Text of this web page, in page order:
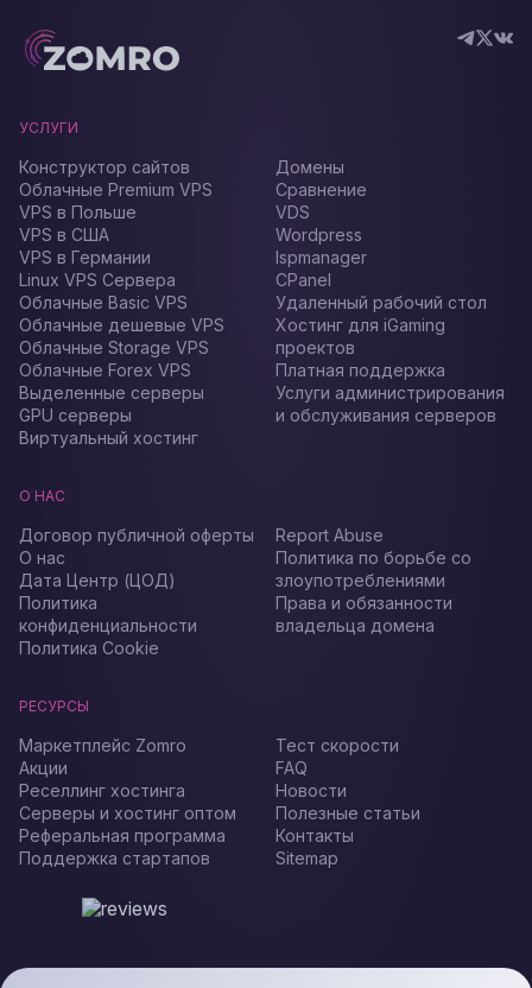
УСЛУГИ
Конструктор сайтов
Облачные Premium VPS
VPS в Польше
VPS в США
VPS в Германии
Linux VPS Сервера
Облачные Basic VPS
Облачные дешевые VPS
Облачные Storage VPS
Облачные Forex VPS
Выделенные серверы
GPU серверы
Виртуальный хостинг
Домены
Сравнение
VDS
Wordpress
Ispmanager
CPanel
Удаленный рабочий стол
Хостинг для iGaming
проектов
Платная поддержка
Услуги администрирования
и обслуживания серверов
О НАС
Договор публичной оферты
О нас
Дата Центр (ЦОД)
Политика
конфиденциальности
Политика Cookie
Report Abuse
Политика по борьбе со
злоупотреблениями
Права и обязанности
владельца домена
РЕСУРСЫ
Маркетплейс Zomro
Акции
Реселлинг хостинга
Серверы и хостинг оптом
Реферальная программа
Поддержка стартапов
Тест скорости
FAQ
Новости
Полезные статьи
Контакты
Sitemap